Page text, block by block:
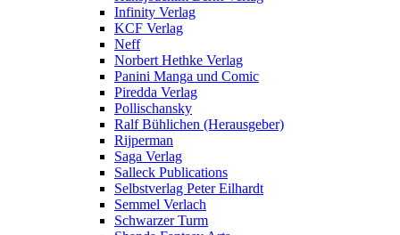
Infinity Verlag
KCF Verlag
Neff
Norbert Hethke Verlag
Panini Manga und Comic
Piredda Verlag
Pollischansky
Ralf Bühlichen (Herausgeber)
Rijperman
Saga Verlag
Salleck Publications
Selbstverlag Peter Eilhardt
Semmel Verlach
Schwarzer Turm